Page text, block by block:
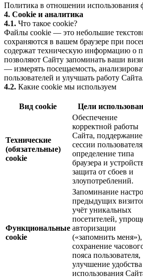
Политика в отношении использования
4. Cookie и аналитика
4.1. Что такое cookie?
Файлы cookie — это небольшие
сохраняются в вашем браузере при
содержат техническую информацию о
позволяют Сайту запоминать ваши
— измерять посещаемость,
пользователей и улучшать работу Сайта.
4.2. Какие cookie мы используем
Вид cookie Цели
Технические
(обязательные)
cookie
Обеспечение
корректной работы
Сайта, поддержание
сессии
определение типа
браузера и
защита от сбоев и
злоупотреблений.
Функциональные
cookie
Запоминание
предыдущих
учёт уникальных
посетителей,
авторизации
(«запомнить меня»),
сохранение
пояса пользователя,
улучшение удобства
использования